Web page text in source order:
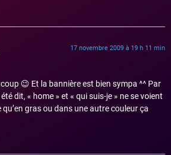
17 novembre 2009 à 19 h 11 min
😉 Et la bannière est bien sympa ^^ Par
dit, « home » et « qui suis-je » ne se voient
gras ou dans une autre couleur ça